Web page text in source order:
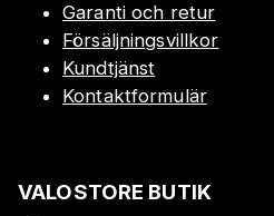
Garanti och retur
Försäljningsvillkor
Kundtjänst
Kontaktformulär
VALOSTORE BUTIK